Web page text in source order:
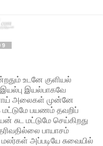
உடனே குளியல்
இயல்பாகவே
அலைகள் முன்னே
பயணம் தவறிப்
சுட மட்டுமே செய்கிறது
பாயாசம்
அப்படியே சுவையில்